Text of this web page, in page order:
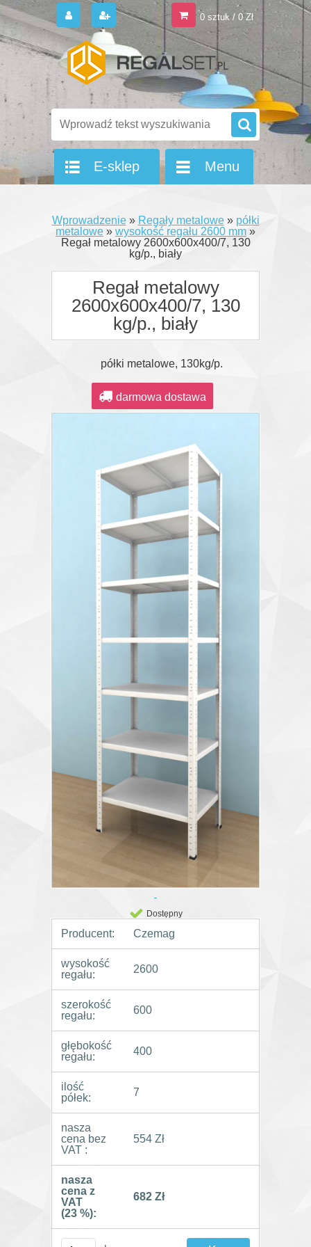
0 sztuk / 0 Zł
E-sklep Menu
Wprowadzenie » Regały metalowe » półki
metalowe » wysokość regału 2600 mm »
Regał metalowy 2600x600x400/7, 130
kg/p., biały
Regał metalowy
2600x600x400/7, 130
kg/p., biały
półki metalowe, 130kg/p.
darmowa dostawa
Dostępny
Producent: Czemag
wysokość
regału:
2600
szerokość
regału:
600
głębokość
regału:
400
ilość
półek:
7
nasza
cena bez
VAT :
554 Zł
nasza
cena z
VAT
(23 %):
682 Zł